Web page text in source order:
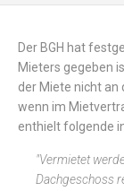
Der BGH hat
Mieters gegeben
der Miete nicht an
wenn im
enthielt folgende
"Vermietet
Dachgeschoss